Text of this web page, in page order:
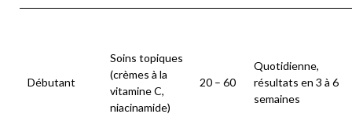
Débutant
Soins topiques
(crèmes à la
vitamine C,
niacinamide)
20 – 60
Quotidienne,
résultats en 3 à 6
semaines